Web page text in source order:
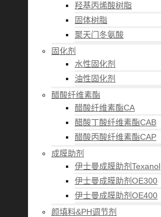
羟基丙烯酸树脂
固体树脂
聚天门冬氨酸
固化剂
水性固化剂
油性固化剂
醋酸纤维素酯
醋酸纤维素酯CA
醋酸丁酸纤维素酯CAB
醋酸丙酸纤维素酯CAP
成膜助剂
伊士曼成膜助剂Texanol
伊士曼成膜助剂OE300
伊士曼成膜助剂OE400
颜填料&PH调节剂